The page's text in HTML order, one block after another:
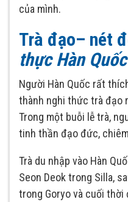
của mình.
Trà đạo– nét
thực Hàn Quốc
Người Hàn Quốc rất
thành nghi thức trà đạo
Trong một buỗi lễ trà,
tinh thần đạo đức,
Trà du nhập vào Hàn
Seon Deok trong Silla,
trong Goryo và cuối thời